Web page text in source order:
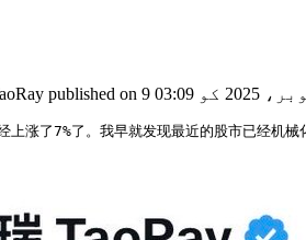
了7%了。我早就发现最近的股市已经机械